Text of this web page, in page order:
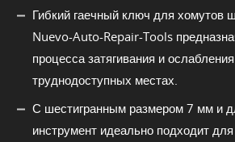
Гибкий гаечный ключ для хомутов
Nuevo-Auto-Repair-Tools
процесса затягивания и
труднодоступных местах.
С шестигранным размером 7 мм и
инструмент идеально подходит